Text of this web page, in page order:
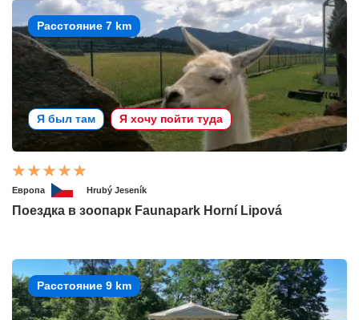
Расстояние 7 km
Я был там Я хочу пойти туда
Европа Hrubý Jeseník
Поездка в зоопарк Faunapark Horní Lipová
Расстояние 9 km